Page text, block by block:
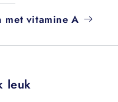
met vitamine A
leuk